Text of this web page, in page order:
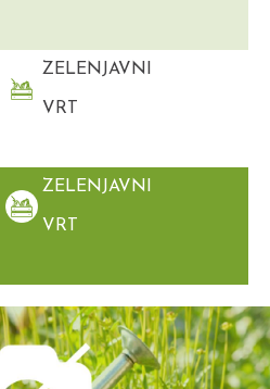
ZELENJAVNI
VRT
ZELENJAVNI
VRT